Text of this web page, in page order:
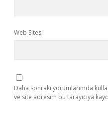
Web Sitesi
Daha sonraki yorumlarımda
ve site adresim bu tarayıcıya